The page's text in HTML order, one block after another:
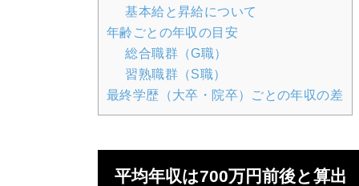
基本給と昇給について
年齢ごとの年収の目安
総合職群（G職）
習熟職群（S職）
最終学歴（大卒・院卒）ごとの年収の差
平均年収は700万円前後と算出